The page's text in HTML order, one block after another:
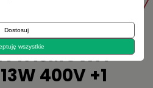
TAŚMOWA
400V +1
Dostosuj
wszystkie